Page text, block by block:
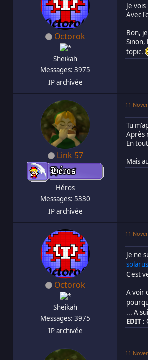
Octorok
Sheikah
Messages: 3975
IP archivée
Je
Avec
Bon,
Sinon,
topic.
Link 57
Héros
Messages: 5330
IP archivée
11
Tu
Après
En
Mais
Octorok
Sheikah
Messages: 3975
IP archivée
11
Je ne
C'est
A voir
... A
EDIT :
11